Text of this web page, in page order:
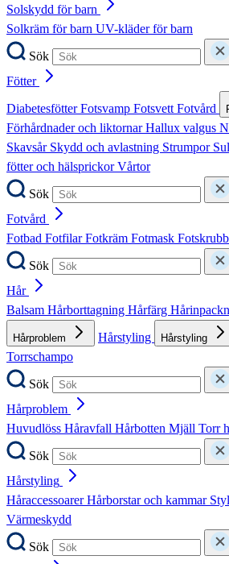
Solskydd för barn
Solkräm för barn UV-kläder för barn
Sök
Fötter
DiabetesfötterFotsvamp FotsvettFotvård
Förhårdnader och liktornarHallux valgus
Skavsår Skydd och avlastning Strumpor
fötter och hälsprickorVårtor
Sök
Fotvård
Fotbad FotfilarFotkräm Fotmask
Sök
Hår
Balsam Hårborttagning Hårfärg
Hårproblem Hårstyling Hårstyling
Torrschampo
Sök
Hårproblem
Huvudlöss Håravfall Hårbotten Mjäll Torr
Sök
Hårstyling
HåraccessoarerHårborstar och kammar
Värmeskydd
Sök